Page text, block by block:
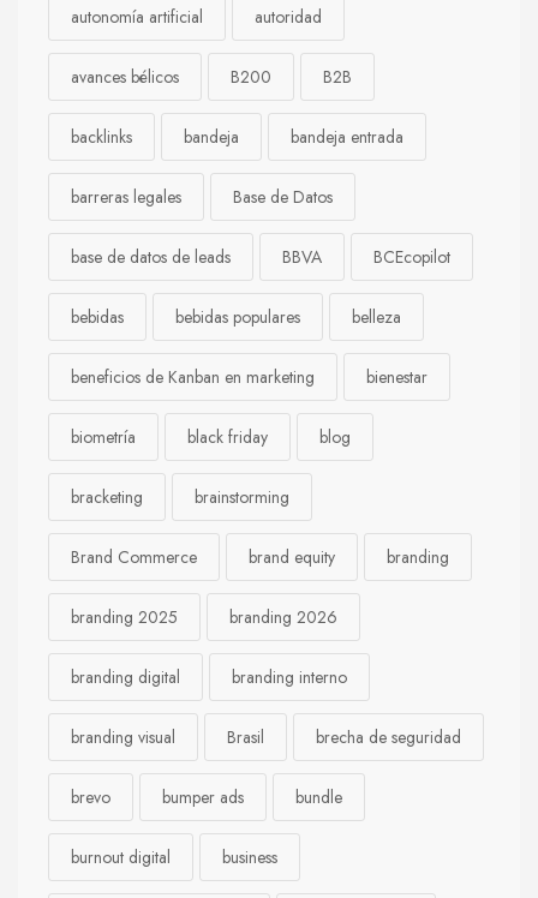
autonomía artificial autoridad
avances bélicos B200 B2B
backlinks bandeja bandeja entrada
barreras legales Base de Datos
base de datos de leads BBVA BCEcopilot
bebidas bebidas populares belleza
beneficios de Kanban en marketing bienestar
biometría black friday blog
bracketing brainstorming
Brand Commerce brand equity branding
branding 2025 branding 2026
branding digital branding interno
branding visual Brasil brecha de seguridad
brevo bumper ads bundle
burnout digital business